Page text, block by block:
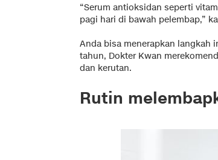
“Serum antioksidan seperti
pagi hari di bawah pelembap,”
Anda bisa menerapkan langkah
tahun, Dokter Kwan
dan kerutan.
Rutin